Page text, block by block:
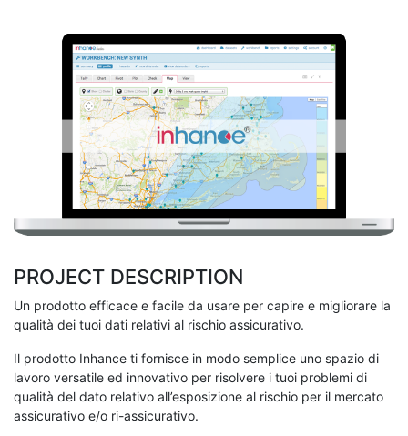
PROJECT DESCRIPTION
Un prodotto efficace e facile da usare per capire e migliorare la
qualità dei tuoi dati relativi al rischio assicurativo.
Il prodotto Inhance ti fornisce in modo semplice uno spazio di
lavoro versatile ed innovativo per risolvere i tuoi problemi di
qualità del dato relativo all’esposizione al rischio per il mercato
assicurativo e/o ri-assicurativo.